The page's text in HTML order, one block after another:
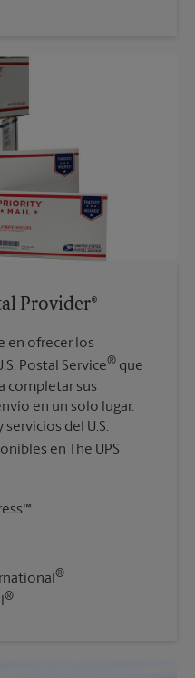
Provider®
en ofrecer los
Postal Service® que
completar sus
en un solo lugar.
del U.S.
en The UPS
®
®